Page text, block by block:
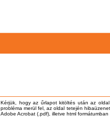
Kérjük, hogy az űrlapot kitöltés után az
probléma merül fel, az oldal tetején
Adobe Acrobat (.pdf), illetve html